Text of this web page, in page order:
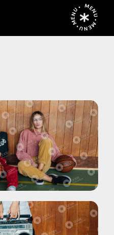
MENU • MENU • MENU •